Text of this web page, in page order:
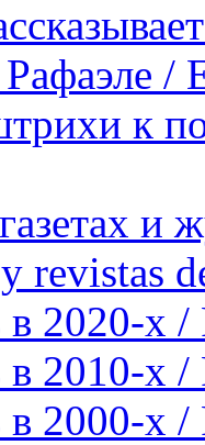
/
к
и
revistas
в 2020-х /
в 2010-х /
в 2000-х /